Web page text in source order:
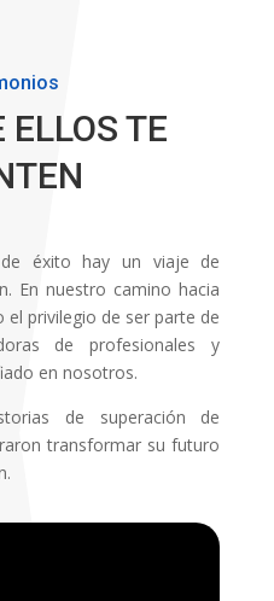
ELLOS TE
éxito hay un viaje de
En nuestro camino hacia
privilegio de ser parte de
de profesionales y
en nosotros.
de superación de
transformar su futuro